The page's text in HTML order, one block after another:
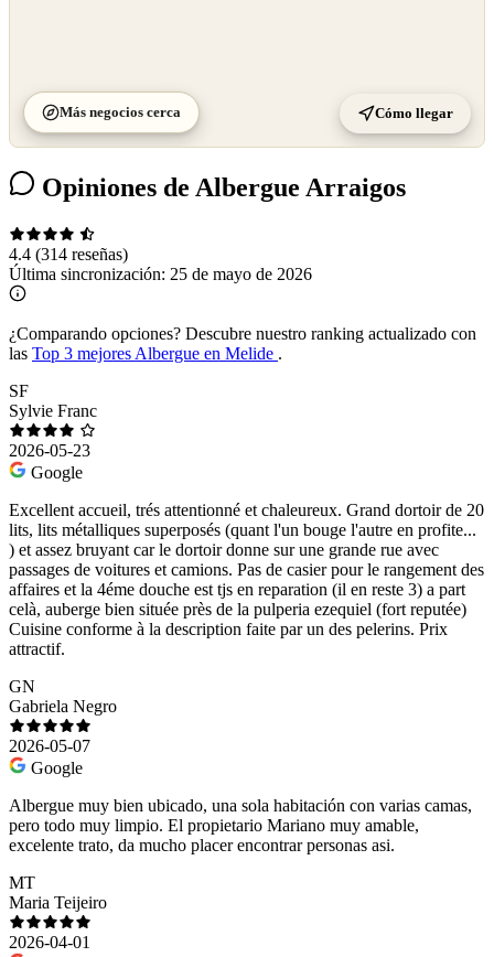
Más negocios cerca Cómo llegar
Opiniones de Albergue Arraigos
4.4 (314 reseñas)
Última sincronización: 25 de mayo de 2026
¿Comparando opciones? Descubre nuestro ranking actualizado con
las Top 3 mejores Albergue en Melide .
SF
Sylvie Franc
2026-05-23
Google
Excellent accueil, trés attentionné et chaleureux. Grand dortoir de 20
lits, lits métalliques superposés (quant l'un bouge l'autre en profite...
) et assez bruyant car le dortoir donne sur une grande rue avec
passages de voitures et camions. Pas de casier pour le rangement des
affaires et la 4éme douche est tjs en reparation (il en reste 3) a part
celà, auberge bien située près de la pulperia ezequiel (fort reputée)
Cuisine conforme à la description faite par un des pelerins. Prix
attractif.
GN
Gabriela Negro
2026-05-07
Google
Albergue muy bien ubicado, una sola habitación con varias camas,
pero todo muy limpio. El propietario Mariano muy amable,
excelente trato, da mucho placer encontrar personas asi.
MT
Maria Teijeiro
2026-04-01